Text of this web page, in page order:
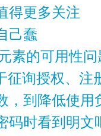
得更多关注
己蠢
素的可用性
征询授权、注
，到降低使用
码时看到明文